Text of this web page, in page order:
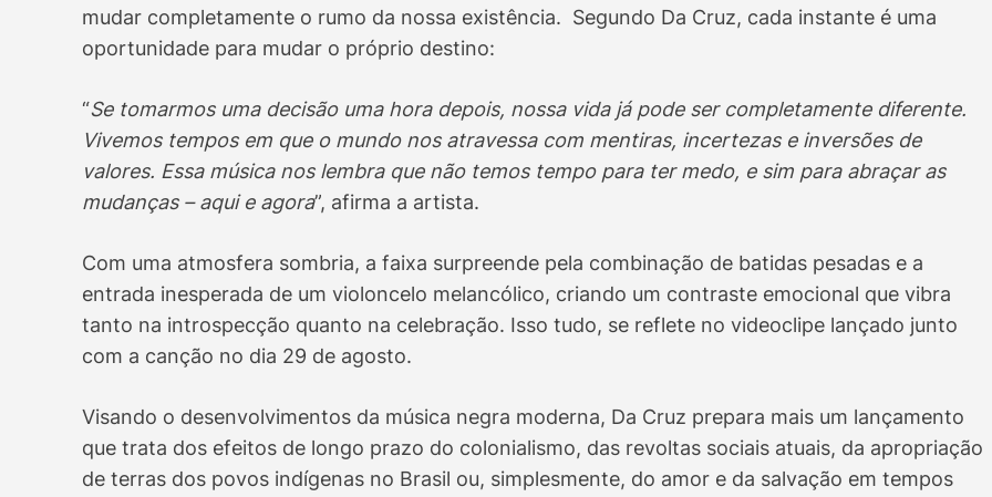
mudar completamente o rumo da nossa existência. Segundo Da Cruz, cada instante é uma
oportunidade para mudar o próprio destino:
“Se tomarmos uma decisão uma hora depois, nossa vida já pode ser completamente diferente.
Vivemos tempos em que o mundo nos atravessa com mentiras, incertezas e inversões de
valores. Essa música nos lembra que não temos tempo para ter medo, e sim para abraçar as
mudanças – aqui e agora”, afirma a artista.
Com uma atmosfera sombria, a faixa surpreende pela combinação de batidas pesadas e a
entrada inesperada de um violoncelo melancólico, criando um contraste emocional que vibra
tanto na introspecção quanto na celebração. Isso tudo, se reflete no videoclipe lançado junto
com a canção no dia 29 de agosto.
Visando o desenvolvimentos da música negra moderna, Da Cruz prepara mais um lançamento
que trata dos efeitos de longo prazo do colonialismo, das revoltas sociais atuais, da apropriação
de terras dos povos indígenas no Brasil ou, simplesmente, do amor e da salvação em tempos